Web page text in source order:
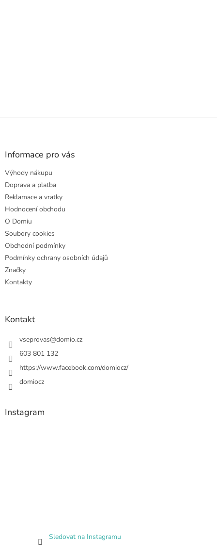
Z
Informace pro vás
Výhody nákupu
Doprava a platba
Reklamace a vratky
Hodnocení obchodu
O Domiu
Soubory cookies
Obchodní podmínky
Podmínky ochrany osobních údajů
Značky
Kontakty
Kontakt
vseprovas@domio.cz
603 801 132
https://www.facebook.com/domiocz/
domiocz
Instagram
Sledovat na Instagramu